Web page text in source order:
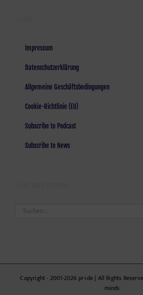
Impressum
Datenschutzerklärung
Allgemeine Geschäftsbedingungen
Cookie-Richtlinie (EU)
Subscribe to Podcast
Subscribe to News
Suche
Copyright - 2001-2026 pr-ide | All Rights
minds